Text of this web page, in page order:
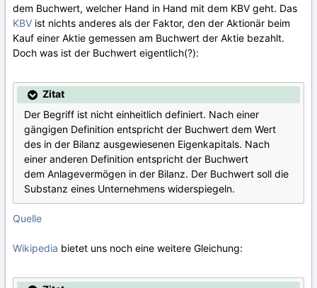
dem Buchwert, welcher Hand in Hand mit dem KBV geht. Das
KBV ist nichts anderes als der Faktor, den der Aktionär beim
Kauf einer Aktie gemessen am Buchwert der Aktie bezahlt.
Doch was ist der Buchwert eigentlich(?):
Zitat
Der Begriff ist nicht einheitlich definiert. Nach einer
gängigen Definition entspricht der Buchwert dem Wert
des in der Bilanz ausgewiesenen Eigenkapitals. Nach
einer anderen Definition entspricht der Buchwert
dem Anlagevermögen in der Bilanz. Der Buchwert soll die
Substanz eines Unternehmens widerspiegeln.
Quelle
Wikipedia bietet uns noch eine weitere Gleichung: